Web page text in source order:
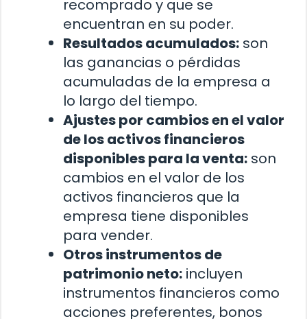
recomprado y que se
encuentran en su poder.
Resultados acumulados: son
las ganancias o pérdidas
acumuladas de la empresa a
lo largo del tiempo.
Ajustes por cambios en el valor
de los activos financieros
disponibles para la venta: son
cambios en el valor de los
activos financieros que la
empresa tiene disponibles
para vender.
Otros instrumentos de
patrimonio neto: incluyen
instrumentos financieros como
acciones preferentes, bonos